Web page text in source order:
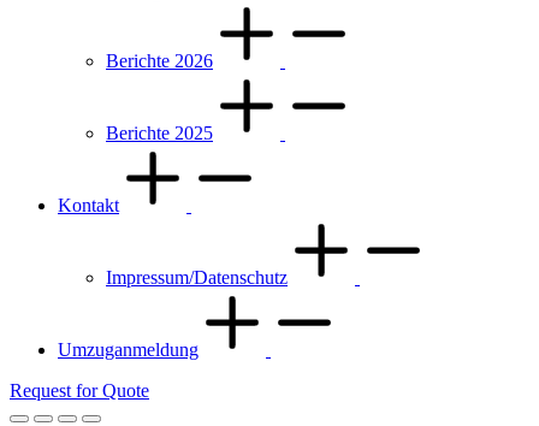
Berichte 2026
Berichte 2025
Kontakt
Impressum/Datenschutz
Umzuganmeldung
Request for Quote